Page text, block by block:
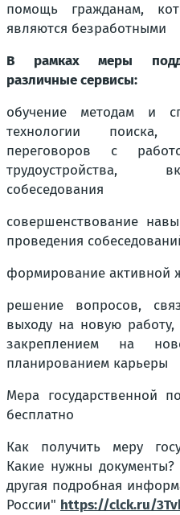
помощь гражданам,
являются безработными
В рамках меры
различные сервисы:
обучение методам и
технологии поиска,
переговоров с
трудоустройства,
собеседования
совершенствование
проведения
формирование активной
решение вопросов,
выходу на новую работу,
закреплением на
планированием карьеры
Мера государственной
бесплатно
Как получить меру
Какие нужны
другая подробная
России" https://clck.ru/